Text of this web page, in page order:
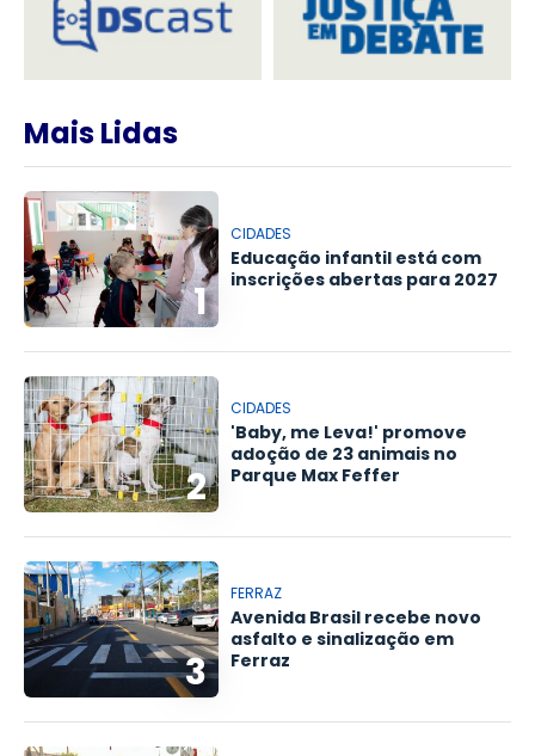
Mais Lidas
1
CIDADES
Educação infantil está com
inscrições abertas para 2027
2
CIDADES
'Baby, me Leva!' promove
adoção de 23 animais no
Parque Max Feffer
3
FERRAZ
Avenida Brasil recebe novo
asfalto e sinalização em
Ferraz